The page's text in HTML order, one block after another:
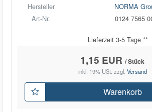
Hersteller
NORMA
Art-Nr.
0124 7565
Lieferzeit 3-5 Tage **
1,15 EUR / Stück
inkl. 19% USt. zzgl. Versand
Warenkorb